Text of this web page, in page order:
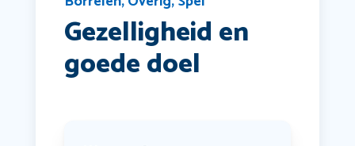
Gezelligheid en
goede doel